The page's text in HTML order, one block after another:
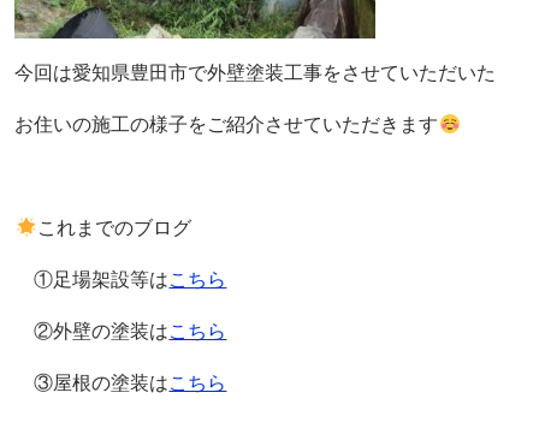
今回は愛知県豊田市で外壁塗装工事をさせていただいた
お住いの施工の様子をご紹介させていただきます
これまでのブログ
①足場架設等はこちら
②外壁の塗装はこちら
③屋根の塗装はこちら